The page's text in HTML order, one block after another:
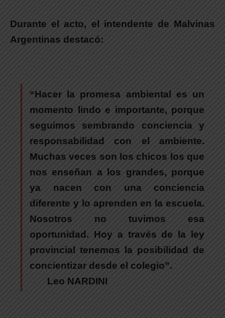
Durante el acto, el intendente de Malvinas
Argentinas destacó:
“Hacer la promesa ambiental es un
momento lindo e importante, porque
seguimos sembrando conciencia y
responsabilidad con el ambiente.
Muchas veces son los chicos los que
nos enseñan a los grandes, porque
ya nacen con una conciencia
diferente y lo aprenden en la escuela.
Nosotros no tuvimos esa
oportunidad. Hoy a través de la ley
provincial tenemos la posibilidad de
concientizar desde el colegio”.
Leo NARDINI